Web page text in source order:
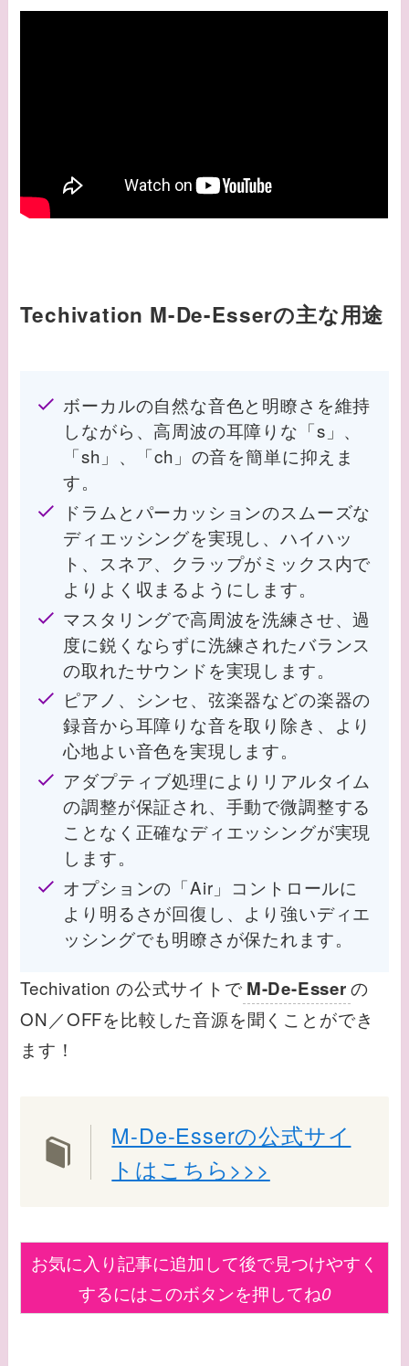
Techivation M-De-Esserの主な用途
ボーカルの自然な音色と明瞭さを維持
しながら、高周波の耳障りな「s」、
「sh」、「ch」の音を簡単に抑えま
す。
ドラムとパーカッションのスムーズな
ディエッシングを実現し、ハイハッ
ト、スネア、クラップがミックス内で
よりよく収まるようにします。
マスタリングで高周波を洗練させ、過
度に鋭くならずに洗練されたバランス
の取れたサウンドを実現します。
ピアノ、シンセ、弦楽器などの楽器の
録音から耳障りな音を取り除き、より
心地よい音色を実現します。
アダプティブ処理によりリアルタイム
の調整が保証され、手動で微調整する
ことなく正確なディエッシングが実現
します。
オプションの「Air」コントロールに
より明るさが回復し、より強いディエ
ッシングでも明瞭さが保たれます。
Techivation の公式サイトで M-De-Esserの
ON／OFFを比較した音源を聞くことができ
ます！
M-De-Esserの公式サイ
トはこちら>>>
お気に入り記事に追加して後で見つけやすく
するにはこのボタンを押してね0